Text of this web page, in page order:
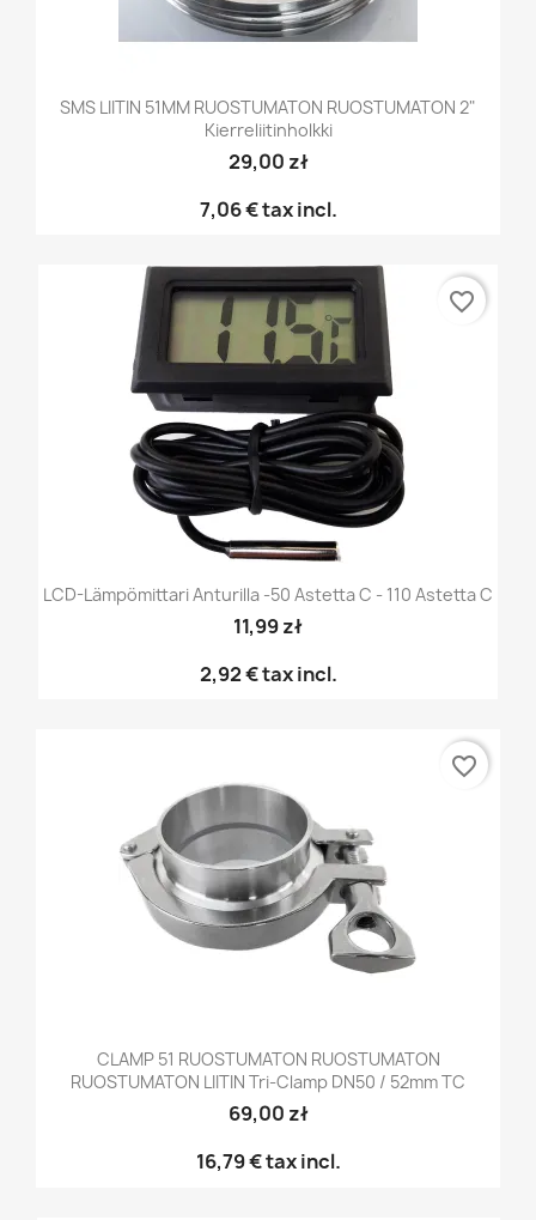
SMS LIITIN 51MM RUOSTUMATON RUOSTUMATON 2"
Kierreliitinholkki
29,00 zł
7,06 €tax incl.
LCD-Lämpömittari Anturilla -50 Astetta C - 110 Astetta C
11,99 zł
2,92 €tax incl.
favorite_border
CLAMP 51 RUOSTUMATON RUOSTUMATON
RUOSTUMATON LIITIN Tri-Clamp DN50 / 52mm TC
69,00 zł
16,79 €tax incl.
favorite_border